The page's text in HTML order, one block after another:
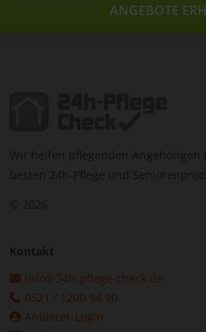
ANGEBOTE
Wir helfen pflegenden Angehörigen
besten 24h-Pflege und
Kontakt
info@24h-pflege-check.de
0521 / 1200 94 90
Anbieter-Login